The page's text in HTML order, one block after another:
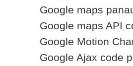
Google maps
Google maps API
Google Motion
Google Ajax code